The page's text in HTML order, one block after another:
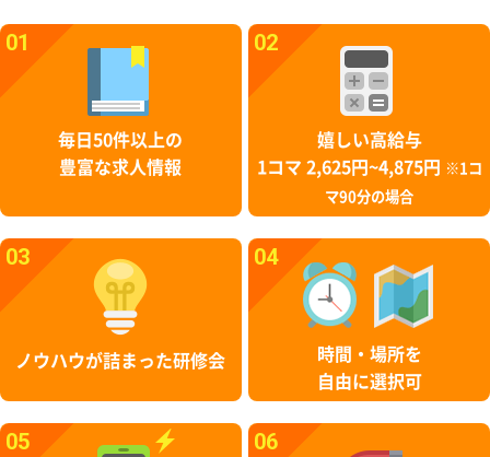
01
毎日50件以上の
豊富な求人情報
02
嬉しい高給与
1コマ 2,625円~4,875円
※1コ
マ90分の場合
03
ノウハウが詰まった研修会
04
時間・場所を
自由に選択可
05 06